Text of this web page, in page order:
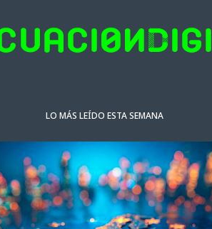
ACTUALIDAD
LO MÁS LEÍDO ESTA SEMANA